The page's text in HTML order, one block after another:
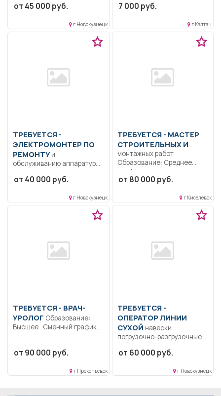
по повышению молочной
от 45 000 руб.
г Новокузнецк
Благоустройство,
территории.. Неполный...
7 000 руб.
г Калтан
ТРЕБУЕТСЯ -
ЭЛЕКТРОМОНТЕР ПО
РЕМОНТУи
обслуживанию аппаратуры
Образование: Среднее
от 40 000 руб.
г Новокузнецк
ТРЕБУЕТСЯ - МАСТЕР
СТРОИТЕЛЬНЫХ И
монтажных работ
Образование: Среднее
профессиональное
образование.. Организация
от 80 000 руб.
г Киселевск
ТРЕБУЕТСЯ - ВРАЧ-
УРОЛОГ
Высшее.. Сменный график..
от 90 000 руб.
г Прокопьевск
ТРЕБУЕТСЯ -
ОПЕРАТОР ЛИНИИ
СУХОЙ навески
погрузочно-разгрузочные
работы на участке фасовки.
Полный рабочий день.
от 60 000 руб.
г Новокузнецк